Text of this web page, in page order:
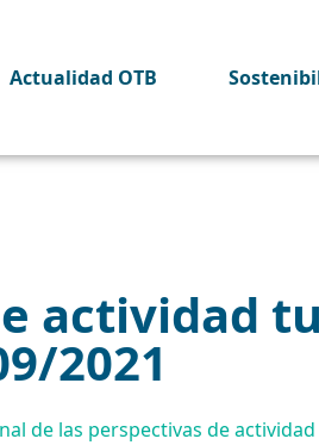
Actualidad OTB
actividad
2021
de las perspectivas de